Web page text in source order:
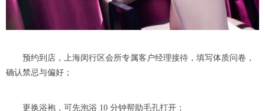
预约到店，上海闵行区会所专属客户经理接待，填写体质问卷，
确认禁忌与偏好；
更换浴袍，可先泡浴 10 分钟帮助毛孔打开；